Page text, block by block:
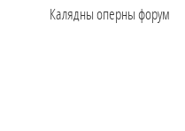
Калядны оперны форум